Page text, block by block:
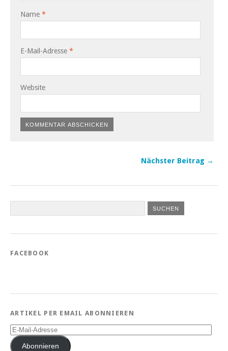
Name *
E-Mail-Adresse *
Website
Nächster Beitrag →
FACEBOOK
ARTIKEL PER EMAIL ABONNIEREN
E-
Mail-
AdresseAbonnieren